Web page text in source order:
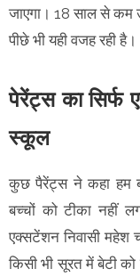
जाएगा। 18 साल से कम
पीछे भी यही वजह रही है।
पेरेंट्स का सिर्फ
स्कूल
कुछ पैरेंट्स ने कहा हम
बच्चों को टीका नहीं
एक्सटेंशन निवासी महेश
किसी भी सूरत में बेटी